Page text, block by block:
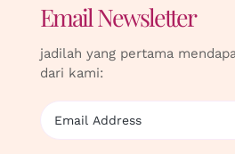
Email Newsletter
jadilah yang pertama
dari kami: